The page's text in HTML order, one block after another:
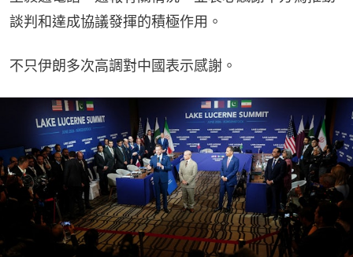
談判和達成協議發揮的積極作用。
不只伊朗多次高調對中國表示感謝。